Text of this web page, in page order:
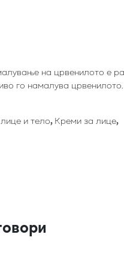
на црвенилото е
го намалува
и тело,Креми за лице,